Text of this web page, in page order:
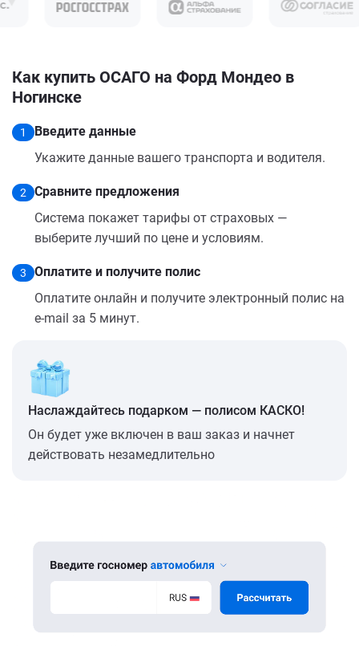
Как купить ОСАГО на Форд Мондео в
Ногинске
1
Введите данные
Укажите данные вашего транспорта и водителя.
2
Сравните предложения
Система покажет тарифы от страховых —
выберите лучший по цене и условиям.
3
Оплатите и получите полис
Оплатите онлайн и получите электронный полис на
e-mail за 5 минут.
Наслаждайтесь подарком — полисом КАСКО!
Он будет уже включен в ваш заказ и начнет
действовать незамедлительно